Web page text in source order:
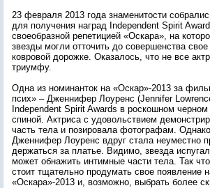
23 февраля 2013 года знаменитости
для получения наград Independent Spirit
своеобразной репетицией «Оскара», на
звезды могли отточить до совершенства
ковровой дорожке. Оказалось, что не все
триумфу.
Одна из номинанток на «Оскар»-2013 за
псих» – Дженнифер Лоуренс (Jennifer
Independent Spirit Awards в роскошном
спиной. Актриса с удовольствием
часть тела и позировала фотографам.
Дженнифер Лоуренс вдруг стала неуместно
держаться за платье. Видимо, звезда
может обнажить интимные части тела. Так
стоит тщательно продумать свое появление
«Оскара»-2013 и, возможно, выбрать более